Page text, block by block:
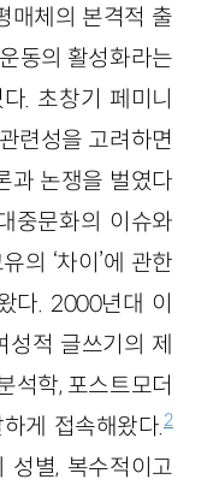
매체의 본격적 출
동의 활성화라는
. 초창기 페미니
련성을 고려하면
과 논쟁을 벌였다
중문화의 이슈와
의 ‘차이’에 관한
다. 2000년대 이
성적 글쓰기의 제
석학, 포스트모더
게 접속해왔다.2
성별, 복수적이고